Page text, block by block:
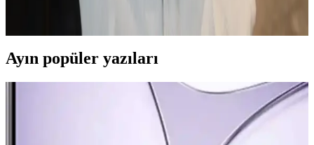
kamera ve batarya özelliklerini karşılaştırarak, ihtiyaçlara uygun en
iyi seçeneği belirlemenize yardımcı oluyoruz.
Ayın popüler yazıları